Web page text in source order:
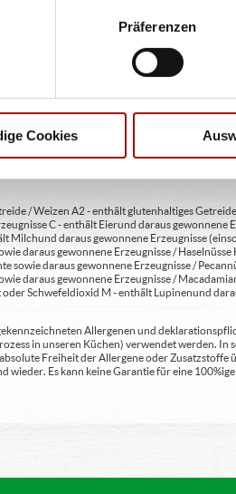
Präferenzen
Cookies
Sie unter www.pizzamax.de/
Hersteller finden Sie unter
4 - mit Geschmacksverstärker 5 -
zusätzlich zur Angabe 13 - enthält
18 - mit Milcheiweiß (bei
(bei Frischfleisch) 23 - mit Nitritpökelsalz 24
/ Weizen A2 - enthält glutenhaltiges
C - enthält Eier und daraus
Milch und daraus gewonnene Erzeugnisse
daraus gewonnene Erzeugnisse /
sowie daraus gewonnene Erzeugnisse /
daraus gewonnene Erzeugnisse /
Schwefeldioxid M - enthält Lupinen und
Allergenen und
in unseren Küchen) verwendet werden.
Freiheit der Allergene oder
wieder. Es kann keine Garantie für eine